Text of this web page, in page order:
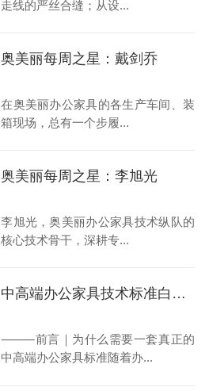
走线的严丝合缝；从设...
奥美丽每周之星：戴剑乔
在奥美丽办公家具的各生产车间、装
箱现场，总有一个步履...
奥美丽每周之星：李旭光
李旭光，奥美丽办公家具技术纵队的
核心技术骨干，深耕专...
中高端办公家具技术标准白皮书 —— OMNI-5五维工艺技术标准体系
⸻前言｜为什么需要一套真正的
中高端办公家具标准随着办...